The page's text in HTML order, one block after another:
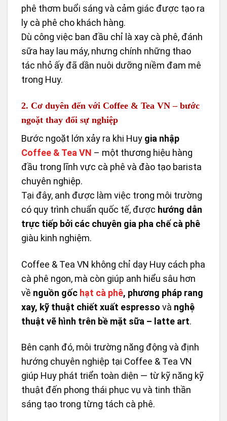
phê thơm buổi sáng và cảm giác được tạo ra
ly cà phê cho khách hàng.
Dù công việc ban đầu chỉ là xay cà phê, đánh
sữa hay lau máy, nhưng chính những thao
tác nhỏ ấy đã dần nuôi dưỡng niềm đam mê
trong Huy.
2. Cơ duyên đến với Coffee & Tea VN – bước
ngoặt thay đổi sự nghiệp
Bước ngoặt lớn xảy ra khi Huy gia nhập
Coffee & Tea VN – một thương hiệu hàng
đầu trong lĩnh vực cà phê và đào tạo barista
chuyên nghiệp.
Tại đây, anh được làm việc trong môi trường
có quy trình chuẩn quốc tế, được hướng dẫn
trực tiếp bởi các chuyên gia pha chế cà phê
giàu kinh nghiệm.
Coffee & Tea VN không chỉ dạy Huy cách pha
cà phê ngon, mà còn giúp anh hiểu sâu hơn
về nguồn gốc hạt cà phê, phương pháp rang
xay, kỹ thuật chiết xuất espresso và nghệ
thuật vẽ hình trên bề mặt sữa – latte art.
Bên cạnh đó, môi trường năng động và định
hướng chuyên nghiệp tại Coffee & Tea VN
giúp Huy phát triển toàn diện — từ kỹ năng kỹ
thuật đến phong thái phục vụ và tinh thần
sáng tạo trong từng tách cà phê.